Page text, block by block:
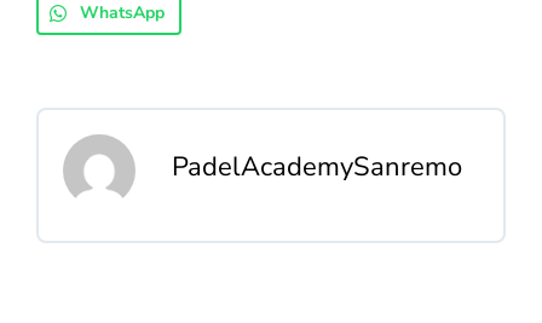
WhatsApp
PadelAcademySanremo